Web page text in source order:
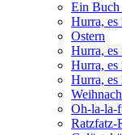
Ein Buch
Hurra,
Ostern
Hurra, es
Hurra, es
Hurra, es
Oh-la-la-
Ratzfatz-